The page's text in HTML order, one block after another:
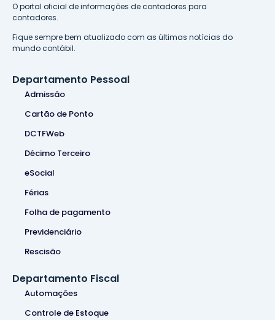
O portal oficial de informações de contadores para
contadores.
Fique sempre bem atualizado com as últimas notícias do
mundo contábil.
Departamento Pessoal
Admissão
Cartão de Ponto
DCTFWeb
Décimo Terceiro
eSocial
Férias
Folha de pagamento
Previdenciário
Rescisão
Departamento Fiscal
Automações
Controle de Estoque